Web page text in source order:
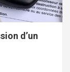
d’un